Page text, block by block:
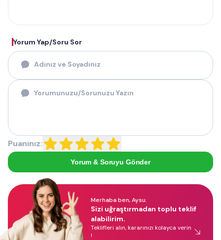
Yorum Yap/Soru Sor
Puanınız:
Yorum & Soruyu Gönder
Merhaba ben, Aysu.
Sizi uğraştırmadan toplu teklif
alabilirim.
Teklifleri alın, kararınızı kolayca verin
!